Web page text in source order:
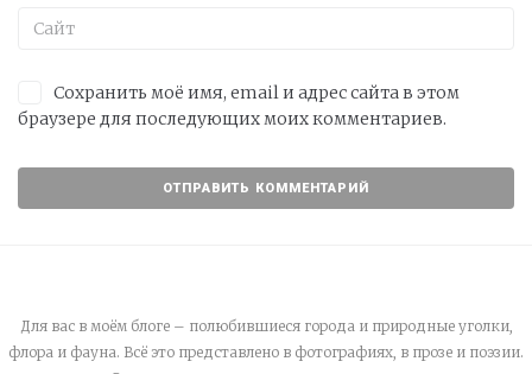
Сохранить моё имя, email и адрес сайта в этом
браузере для последующих моих комментариев.
Для вас в моём блоге – полюбившиеся города и природные уголки,
флора и фауна. Всё это представлено в фотографиях, в прозе и поэзии.